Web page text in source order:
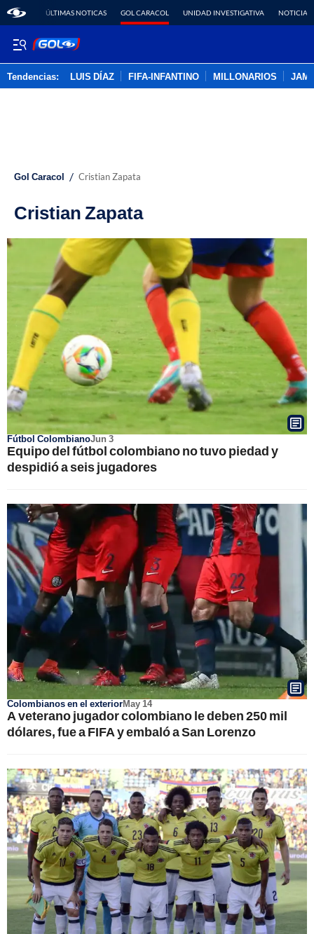
ÚLTIMAS NOTICAS GOL CARACOL UNIDAD INVESTIGATIVA NOTICIAS
Tendencias: LUIS DÍAZ FIFA-INFANTINO MILLONARIOS
Gol Caracol / Cristian Zapata
Cristian Zapata
Fútbol ColombianoJun 3
Equipo del fútbol colombiano no tuvo piedad y
despidió a seis jugadores
Colombianos en el exteriorMay 14
A veterano jugador colombiano le deben 250 mil
dólares, fue a FIFA y embaló a San Lorenzo